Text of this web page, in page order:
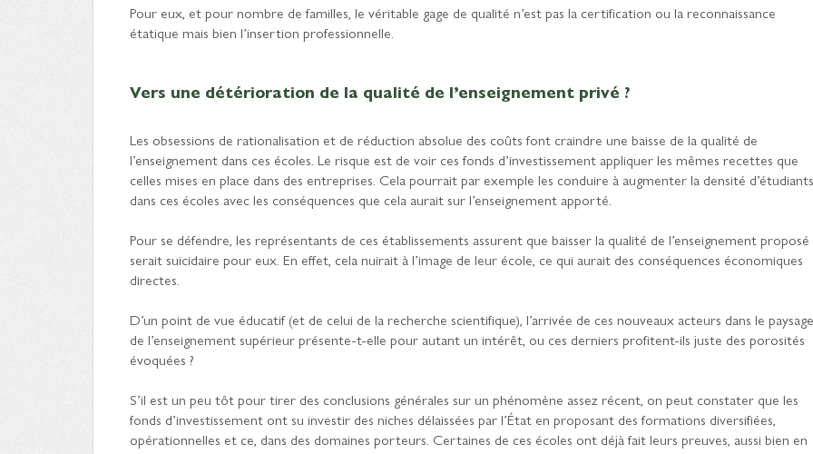
Pour eux, et pour nombre de familles, le véritable gage de qualité n’est pas la certification ou la reconnaissance
étatique mais bien l’insertion professionnelle.
Vers une détérioration de la qualité de l’enseignement privé ?
Les obsessions de rationalisation et de réduction absolue des coûts font craindre une baisse de la qualité de
l’enseignement dans ces écoles. Le risque est de voir ces fonds d’investissement appliquer les mêmes recettes que
celles mises en place dans des entreprises. Cela pourrait par exemple les conduire à augmenter la densité d’étudiants
dans ces écoles avec les conséquences que cela aurait sur l’enseignement apporté.
Pour se défendre, les représentants de ces établissements assurent que baisser la qualité de l’enseignement proposé
serait suicidaire pour eux. En effet, cela nuirait à l’image de leur école, ce qui aurait des conséquences économiques
directes.
D’un point de vue éducatif (et de celui de la recherche scientifique), l’arrivée de ces nouveaux acteurs dans le paysage
de l’enseignement supérieur présente-t-elle pour autant un intérêt, ou ces derniers profitent-ils juste des porosités
évoquées ?
S’il est un peu tôt pour tirer des conclusions générales sur un phénomène assez récent, on peut constater que les
fonds d’investissement ont su investir des niches délaissées par l’État en proposant des formations diversifiées,
opérationnelles et ce, dans des domaines porteurs. Certaines de ces écoles ont déjà fait leurs preuves, aussi bien en